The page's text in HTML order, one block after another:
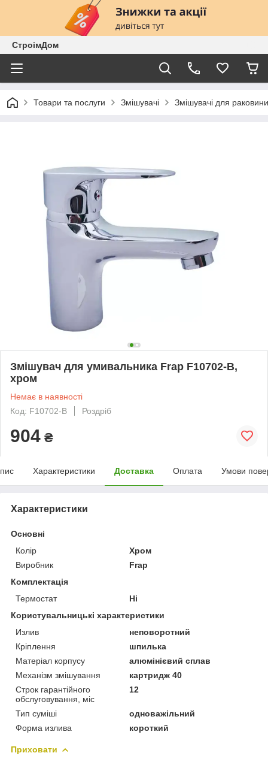
СтроімДом
Товари та послуги Змішувачі Змішувачі для раковини
Змішувач для умивальника Frap F10702-B,
хром
Немає в наявності
Код: F10702-B
Роздріб
904 ₴
Характеристики Доставка Оплата Умови
Характеристики
Основні
Колір
Хром
Виробник
Frap
Комплектація
Термостат
Ні
Користувальницькі характеристики
Излив
неповоротний
Крiплення
шпилька
Матеріал корпусу
алюмінієвий сплав
Механізм змішування
картридж 40
Строк гарантійного
обслуговування, міс
12
Тип суміші
одноважільний
Форма излива
короткий
Приховати